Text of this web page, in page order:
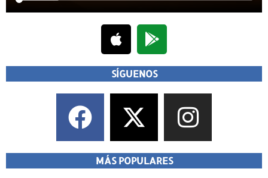
SÍGUENOS
MÁS POPULARES